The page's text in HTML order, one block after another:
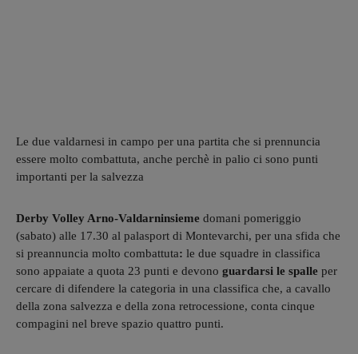
Le due valdarnesi in campo per una partita che si prennuncia
essere molto combattuta, anche perchè in palio ci sono punti
importanti per la salvezza
Derby Volley Arno-Valdarninsieme domani pomeriggio
(sabato) alle 17.30 al palasport di Montevarchi, per una sfida che
si preannuncia molto combattuta: le due squadre in classifica
sono appaiate a quota 23 punti e devono guardarsi le spalle per
cercare di difendere la categoria in una classifica che, a cavallo
della zona salvezza e della zona retrocessione, conta cinque
compagini nel breve spazio quattro punti.